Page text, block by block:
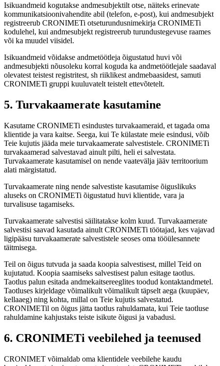
Isikuandmeid kogutakse andmesubjektilt otse, näiteks erinevate
kommunikatsioonivahendite abil (telefon, e-post), kui andmesubjekt
registreerub CRONIMETi otseturundusnimekirja CRONIMETi
kodulehel, kui andmesubjekt registreerub turundustegevuse raames
või ka muudel viisidel.
Isikuandmeid võidakse andmetöötleja õigustatud huvi või
andmesubjekti nõusoleku korral koguda ka andmetöötlejale saadaval
olevatest teistest registritest, sh riiklikest andmebaasidest, samuti
CRONIMETi gruppi kuuluvatelt teistelt ettevõtetelt.
5. Turvakaamerate kasutamine
Kasutame CRONIMETi esindustes turvakaameraid, et tagada oma
klientide ja vara kaitse. Seega, kui Te külastate meie esindusi, võib
Teie kujutis jääda meie turvakaamerate salvestistele. CRONIMETi
turvakaamerad salvestavad ainult pilti, heli ei salvestata.
Turvakaamerate kasutamisel on nende vaatevälja jääv territoorium
alati märgistatud.
Turvakaamerate ning nende salvestiste kasutamise õiguslikuks
aluseks on CRONIMETi õigustatud huvi klientide, vara ja
turvalisuse tagamiseks.
Turvakaamerate salvestisi säilitatakse kolm kuud. Turvakaamerate
salvestisi saavad kasutada ainult CRONIMETi töötajad, kes vajavad
ligipääsu turvakaamerate salvestistele seoses oma tööülesannete
täitmisega.
Teil on õigus tutvuda ja saada koopia salvestisest, millel Teid on
kujutatud. Koopia saamiseks salvestisest palun esitage taotlus.
Taotlus palun esitada andmekaitsereeglites toodud kontaktandmetel.
Taotluses kirjeldage võimalikult võimalikult täpselt aega (kuupäev,
kellaaeg) ning kohta, millal on Teie kujutis salvestatud.
CRONIMETil on õigus jätta taotlus rahuldamata, kui Teie taotluse
rahuldamine kahjustaks teiste isikute õigusi ja vabadusi.
6. CRONIMETi veebilehed ja teenused
CRONIMET võimaldab oma klientidele veebilehe kaudu